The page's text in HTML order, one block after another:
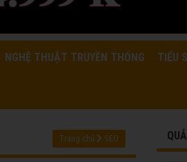
NGHỆ THUẬT TRUYỀN THỐNG TIỂU
Trang chủ SEO